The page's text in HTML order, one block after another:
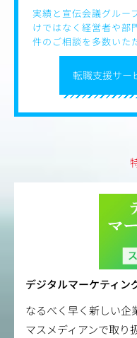
転職支援サー
実績と宣伝会議グルー
けではなく経営者や部
件のご相談を多数いた
デジタルマーケティ
なるべく早く新しい企
マスメディアンで取り